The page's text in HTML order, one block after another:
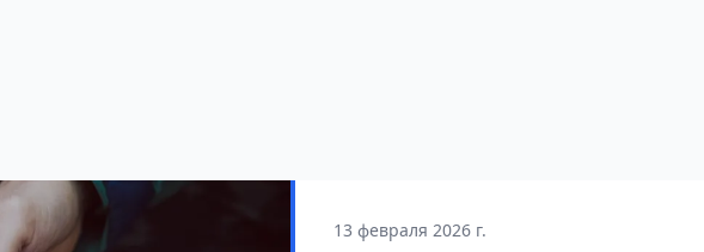
13 февраля 2026 г.